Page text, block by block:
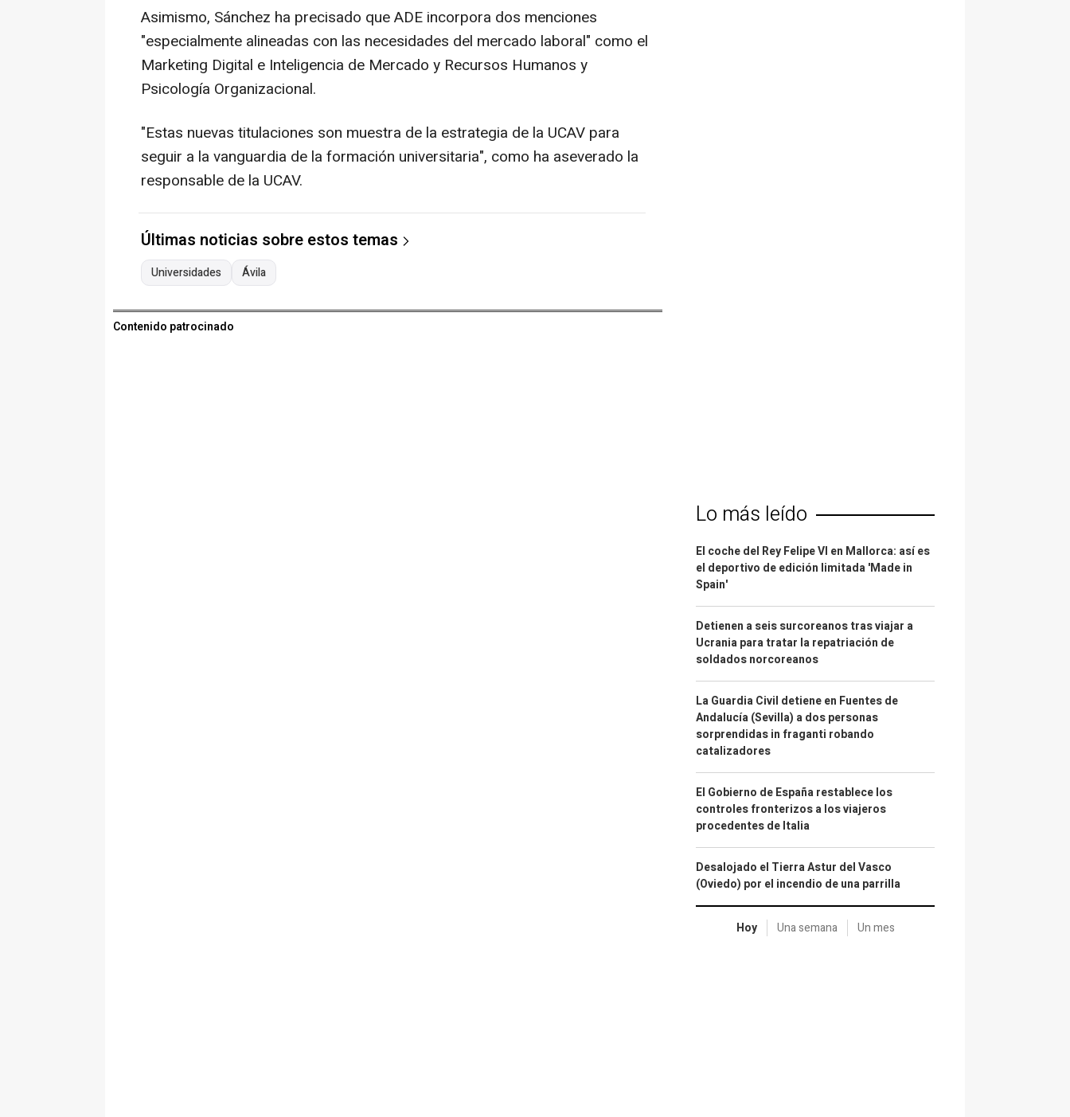
Asimismo, Sánchez ha precisado que ADE incorpora dos menciones
"especialmente alineadas con las necesidades del mercado laboral" como el
Marketing Digital e Inteligencia de Mercado y Recursos Humanos y
Psicología Organizacional.
"Estas nuevas titulaciones son muestra de la estrategia de la UCAV para
seguir a la vanguardia de la formación universitaria", como ha aseverado la
responsable de la UCAV.
Últimas noticias sobre estos temas
Universidades Ávila
Contenido patrocinado
Lo más leído
El coche del Rey Felipe VI en Mallorca: así es
el deportivo de edición limitada 'Made in
Spain'
Detienen a seis surcoreanos tras viajar a
Ucrania para tratar la repatriación de
soldados norcoreanos
La Guardia Civil detiene en Fuentes de
Andalucía (Sevilla) a dos personas
sorprendidas in fraganti robando
catalizadores
El Gobierno de España restablece los
controles fronterizos a los viajeros
procedentes de Italia
Desalojado el Tierra Astur del Vasco
(Oviedo) por el incendio de una parrilla
Hoy Una semana Un mes